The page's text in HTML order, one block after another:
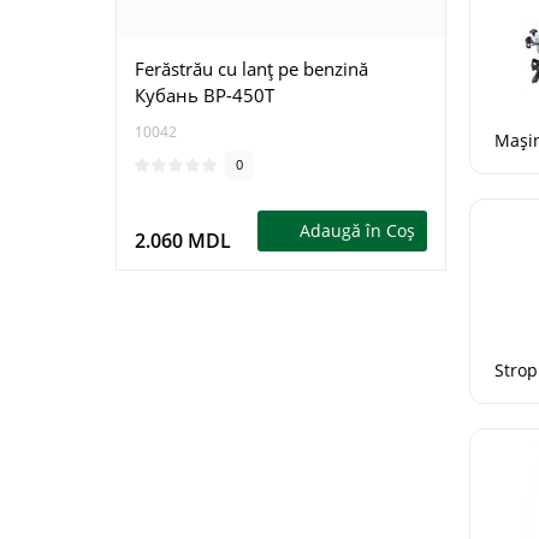
Ferăstrău cu lanţ pe benzină
Кубань BP-450T
10042
0
2.060 MDL Adaugă în Coş
15411